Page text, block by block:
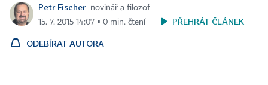
Petr Fischer
novinář a filozof
15. 7. 2015 14:07 ▪ 0 min. čtení
PŘEHRÁT ČLÁNEK
ODEBÍRAT AUTORA